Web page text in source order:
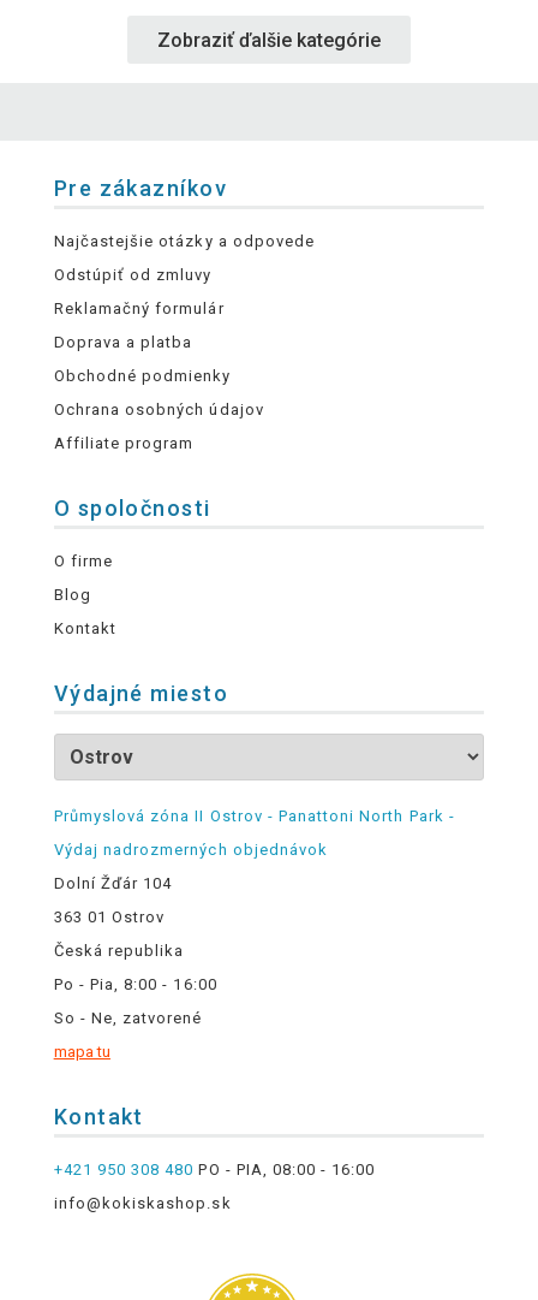
Zobraziť ďalšie kategórie
Pre zákazníkov
Najčastejšie otázky a odpovede
Odstúpiť od zmluvy
Reklamačný formulár
Doprava a platba
Obchodné podmienky
Ochrana osobných údajov
Affiliate program
O spoločnosti
O firme
Blog
Kontakt
Výdajné miesto
Průmyslová zóna II Ostrov - Panattoni North Park -
Výdaj nadrozmerných objednávok
Dolní Žďár 104
363 01 Ostrov
Česká republika
Po - Pia, 8:00 - 16:00
So - Ne, zatvorené
mapa tu
Kontakt
+421 950 308 480 PO - PIA, 08:00 - 16:00
info@kokiskashop.sk